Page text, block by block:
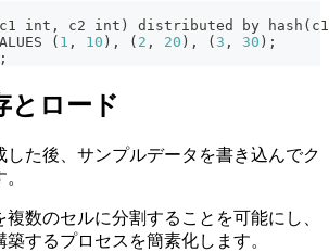
c1 int , c2 int ) distributed by hash ( c1
( 1 , 10 ) , ( 2 , 20 ) , ( 3 , 30 ) ;
;
とロード
した後、サンプルデータを書き込んでク
複数のセルに分割することを可能にし、
するプロセスを簡素化します。